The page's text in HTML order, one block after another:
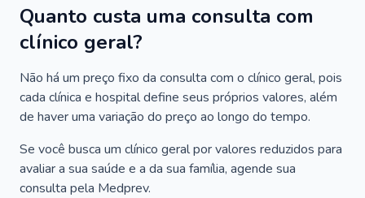
Quanto custa uma consulta com
clínico geral?
Não há um preço fixo da consulta com o clínico geral, pois
cada clínica e hospital define seus próprios valores, além
de haver uma variação do preço ao longo do tempo.
Se você busca um clínico geral por valores reduzidos para
avaliar a sua saúde e a da sua família, agende sua
consulta pela Medprev.